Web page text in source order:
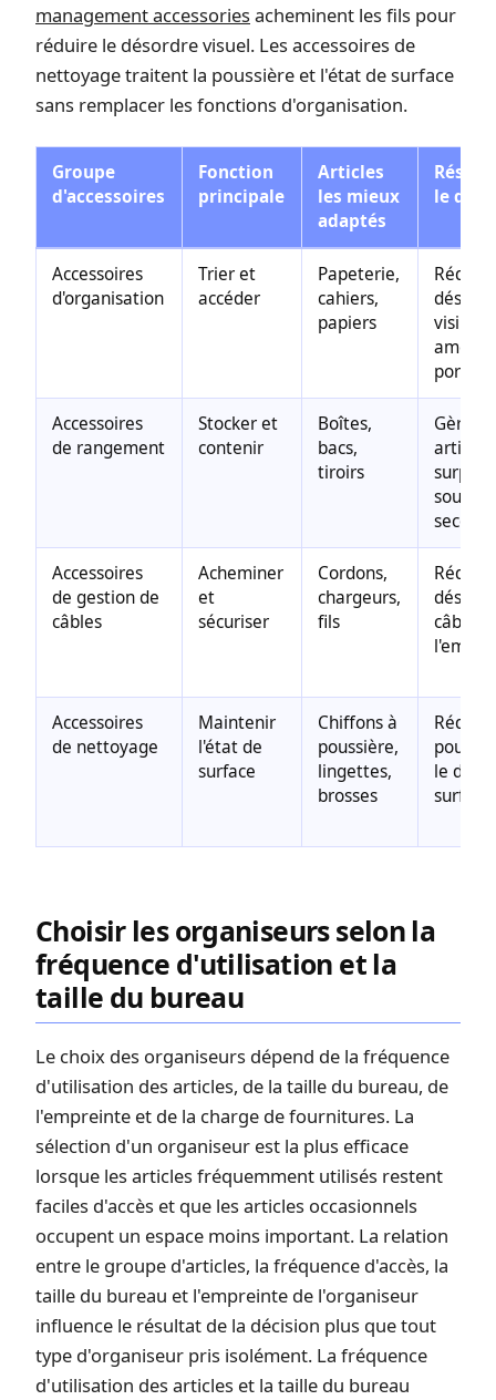
management accessoriesacheminent les fils pour
réduire le désordre visuel. Les accessoires de
nettoyage traitent la poussière et l'état de surface
sans remplacer les fonctions d'organisation.
Groupe
d'accessoires
Fonction
principale
Articles
les mieux
adaptés
le
Accessoires
d'organisation
Trier et
accéder
Papeterie,
cahiers,
papiers
Réduit
visible,
portée
Accessoires
de rangement
Stocker et
contenir
Boîtes,
bacs,
tiroirs
Gère
articles
Accessoires
de gestion de
câbles
Acheminer
et
sécuriser
Cordons,
chargeurs,
fils
Réduit
câbles
Accessoires
de nettoyage
Maintenir
l'état de
surface
Chiffons à
poussière,
lingettes,
brosses
Réduit
le
surface
Choisir les organiseurs selon la
fréquence d'utilisation et la
taille du bureau
Le choix des organiseurs dépend de la fréquence
d'utilisation des articles, de la taille du bureau, de
l'empreinte et de la charge de fournitures. La
sélection d'un organiseur est la plus efficace
lorsque les articles fréquemment utilisés restent
faciles d'accès et que les articles occasionnels
occupent un espace moins important. La relation
entre le groupe d'articles, la fréquence d'accès, la
taille du bureau et l'empreinte de l'organiseur
influence le résultat de la décision plus que tout
type d'organiseur pris isolément. La fréquence
d'utilisation des articles et la taille du bureau